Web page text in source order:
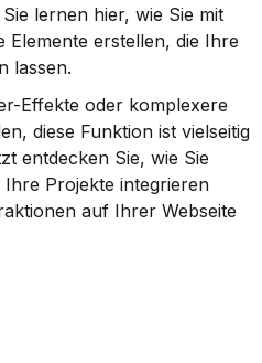
lernen hier, wie Sie mit
Elemente erstellen, die Ihre
lassen.
Effekte oder komplexere
diese Funktion ist vielseitig
entdecken Sie, wie Sie
Projekte integrieren
auf Ihrer Webseite